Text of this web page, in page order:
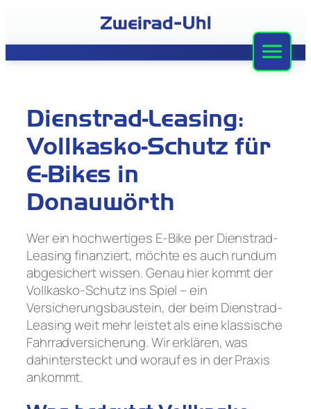
springen
Stellenangebote
Kontakt
Dienstrad-Leasing:
Vollkasko-Schutz für
E-Bikes in
Donauwörth
Wer ein hochwertiges E-Bike per Dienstrad-
Leasing finanziert, möchte es auch rundum
abgesichert wissen. Genau hier kommt der
Vollkasko-Schutz ins Spiel – ein
Versicherungsbaustein, der beim Dienstrad-
Leasing weit mehr leistet als eine klassische
Fahrradversicherung. Wir erklären, was
dahintersteckt und worauf es in der Praxis
ankommt.